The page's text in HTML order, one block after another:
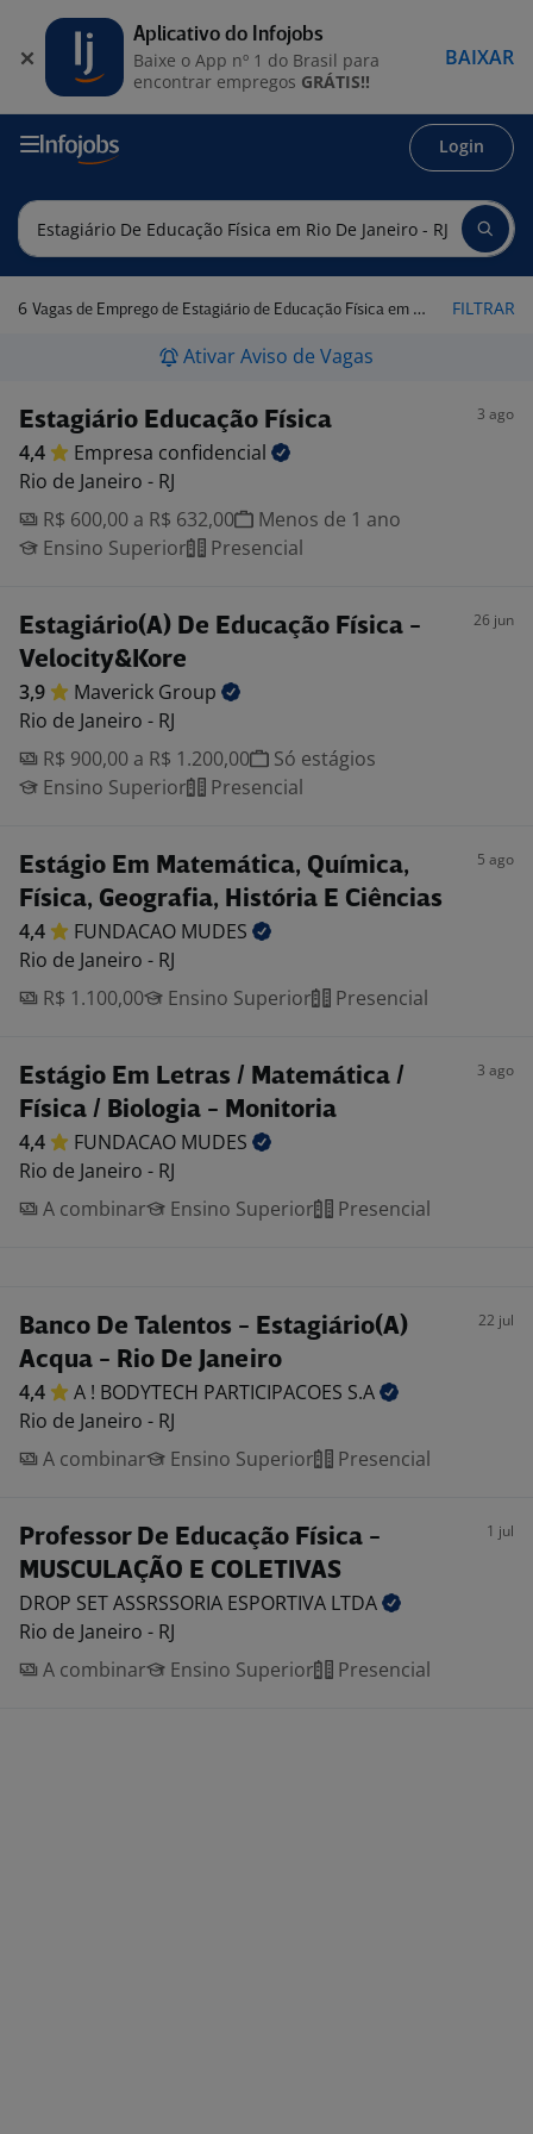
Login
6 Vagas de Emprego de Estagiário de Educação Física em Rio de Janeiro - RJ FILTRAR
Ativar Aviso de Vagas
Estagiário Educação Física 3 ago
4,4 Empresa confidencial
Rio de Janeiro - RJ
R$ 600,00 a R$ 632,00
Menos de 1 ano
Ensino Superior
Presencial
Estagiário(A) De Educação Física -
Velocity&Kore
26 jun
3,9 Maverick Group
Rio de Janeiro - RJ
R$ 900,00 a R$ 1.200,00
Só estágios
Ensino Superior
Presencial
Estágio Em Matemática, Química,
Física, Geografia, História E Ciências
5 ago
4,4 FUNDACAO MUDES
Rio de Janeiro - RJ
R$ 1.100,00
Ensino Superior Presencial
Estágio Em Letras / Matemática /
Física / Biologia - Monitoria
3 ago
4,4 FUNDACAO MUDES
Rio de Janeiro - RJ
A combinar
Ensino Superior Presencial
Banco De Talentos - Estagiário(A)
Acqua - Rio De Janeiro
22 jul
4,4 A ! BODYTECH PARTICIPACOES S.A
Rio de Janeiro - RJ
A combinar
Ensino Superior Presencial
Professor De Educação Física -
MUSCULAÇÃO E COLETIVAS
1 jul
DROP SET ASSRSSORIA ESPORTIVA LTDA
Rio de Janeiro - RJ
A combinar
Ensino Superior Presencial
Aplicativo do Infojobs
Baixe o App nº 1 do Brasil para
encontrar empregos GRÁTIS!!
BAIXAR